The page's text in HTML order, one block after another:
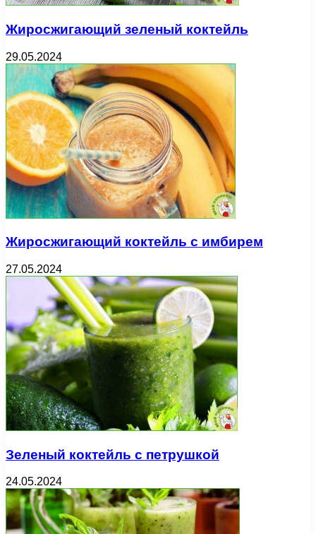
Жиросжигающий зеленый коктейль
29.05.2024
Жиросжигающий коктейль с имбирем
27.05.2024
Зеленый коктейль с петрушкой
24.05.2024